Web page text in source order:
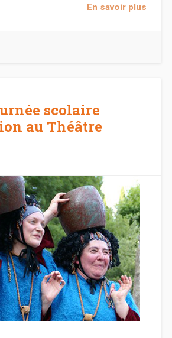
En savoir plus
scolaire
au Théâtre